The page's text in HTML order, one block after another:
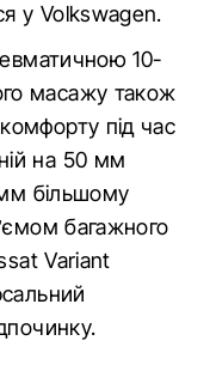
у Volkswagen.
10-
масажу також
під час
на 50 мм
мм більшому
багажного
Variant